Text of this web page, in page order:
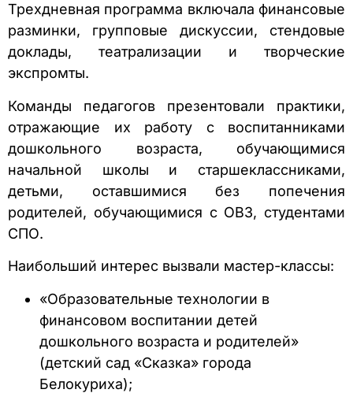
Трехдневная программа включала финансовые
разминки, групповые дискуссии, стендовые
доклады, театрализации и творческие
экспромты.
Команды педагогов презентовали практики,
отражающие их работу с воспитанниками
дошкольного возраста, обучающимися
начальной школы и старшеклассниками,
детьми, оставшимися без попечения
родителей, обучающимися с ОВЗ, студентами
СПО.
Наибольший интерес вызвали мастер-классы:
«Образовательные технологии в
финансовом воспитании детей
дошкольного возраста и родителей»
(детский сад «Сказка» города
Белокуриха);